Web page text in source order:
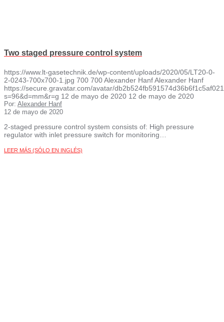
Two staged pressure control system
https://www.lt-gasetechnik.de/wp-content/uploads/2020/05/LT20-0-
2-0243-700x700-1.jpg 700 700Alexander HanfAlexander Hanf
https://secure.gravatar.com/avatar/
s=96&d=mm&r=g 12 de mayo de 2020 12 de mayo de 2020
Por: Alexander Hanf
12 de mayo de 2020
2-staged pressure control system consists of: High pressure
regulator with inlet pressure switch for monitoring…
LEER MÁS (SÓLO EN INGLÉS)